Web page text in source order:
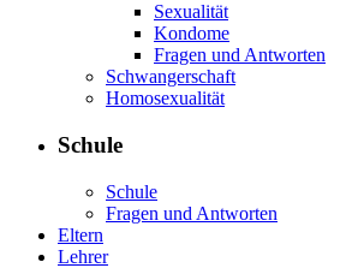
Sexualität
Kondome
Fragen und Antworten
Schwangerschaft
Homosexualität
Schule
Schule
Fragen und Antworten
Eltern
Lehrer